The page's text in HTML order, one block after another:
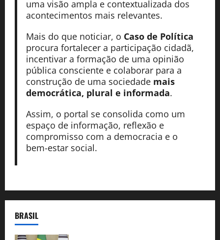
uma visão ampla e contextualizada dos
acontecimentos mais relevantes.
Mais do que noticiar, o Caso de Política
procura fortalecer a participação cidadã,
incentivar a formação de uma opinião
pública consciente e colaborar para a
construção de uma sociedade mais
democrática, plural e informada.
Assim, o portal se consolida como um
espaço de informação, reflexão e
compromisso com a democracia e o
bem-estar social.
BRASIL